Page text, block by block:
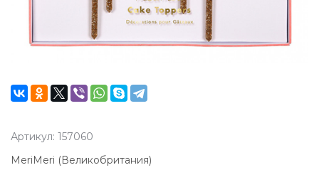
Артикул: 157060
MeriMeri (Великобритания)